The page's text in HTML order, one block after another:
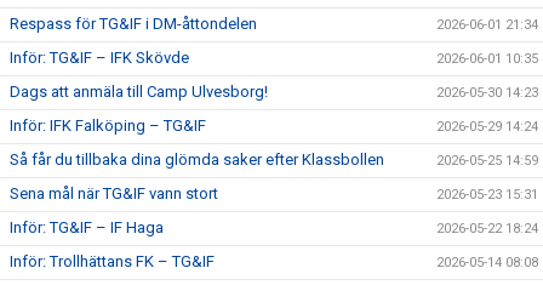
Respass för TG&IF i DM-åttondelen 2026-06-01 21:34
Inför: TG&IF – IFK Skövde 2026-06-01 10:35
Dags att anmäla till Camp Ulvesborg! 2026-05-30 14:23
Inför: IFK Falköping – TG&IF 2026-05-29 14:24
Så får du tillbaka dina glömda saker efter Klassbollen 2026-05-25 14:59
Sena mål när TG&IF vann stort 2026-05-23 15:31
Inför: TG&IF – IF Haga 2026-05-22 18:24
Inför: Trollhättans FK – TG&IF 2026-05-14 08:08